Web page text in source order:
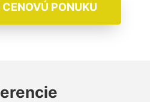
PONUKU